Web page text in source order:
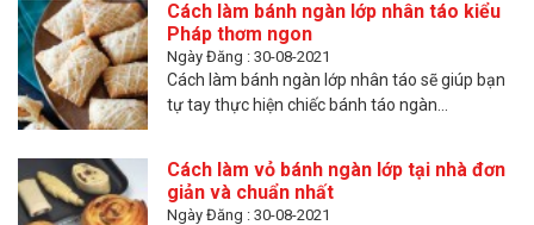
Cách làm bánh ngàn lớp nhân táo kiểu
Pháp thơm ngon
Ngày Đăng : 30-08-2021
Cách làm bánh ngàn lớp nhân táo sẽ giúp bạn
tự tay thực hiện chiếc bánh táo ngàn...
Cách làm vỏ bánh ngàn lớp tại nhà đơn
giản và chuẩn nhất
Ngày Đăng : 30-08-2021